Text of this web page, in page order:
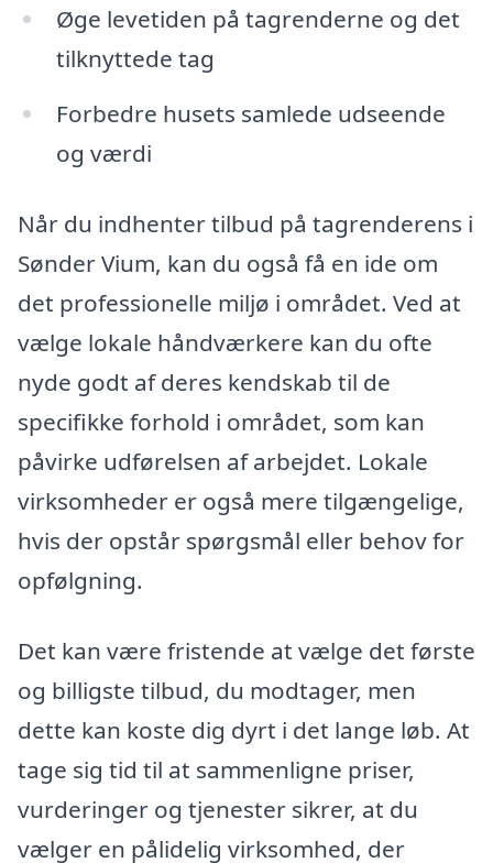
Øge levetiden på tagrenderne og det
tilknyttede tag
Forbedre husets samlede udseende
og værdi
Når du indhenter tilbud på tagrenderens i
Sønder Vium, kan du også få en ide om
det professionelle miljø i området. Ved at
vælge lokale håndværkere kan du ofte
nyde godt af deres kendskab til de
specifikke forhold i området, som kan
påvirke udførelsen af arbejdet. Lokale
virksomheder er også mere tilgængelige,
hvis der opstår spørgsmål eller behov for
opfølgning.
Det kan være fristende at vælge det første
og billigste tilbud, du modtager, men
dette kan koste dig dyrt i det lange løb. At
tage sig tid til at sammenligne priser,
vurderinger og tjenester sikrer, at du
vælger en pålidelig virksomhed, der